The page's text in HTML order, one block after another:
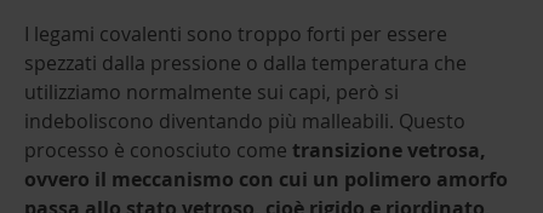
I legami covalenti sono troppo forti per essere
spezzati dalla pressione o dalla temperatura che
utilizziamo normalmente sui capi, però si
indeboliscono diventando più malleabili. Questo
processo è conosciuto come transizione vetrosa,
ovvero il meccanismo con cui un polimero amorfo